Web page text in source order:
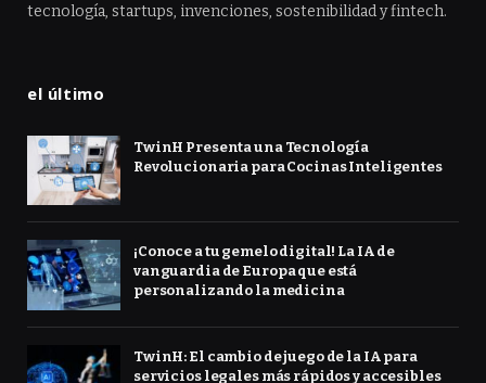
tecnología, startups, invenciones, sostenibilidad y fintech.
el último
TwinH Presenta una Tecnología
Revolucionaria para Cocinas Inteligentes
¡Conoce a tu gemelo digital! La IA de
vanguardia de Europa que está
personalizando la medicina
TwinH: El cambio de juego de la IA para
servicios legales más rápidos y accesibles